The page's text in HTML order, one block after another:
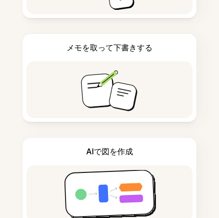
メモを取って下書きする
AIで図を作成